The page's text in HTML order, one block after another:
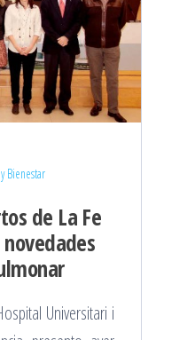
Bienestar
de La Fe
Universitari i